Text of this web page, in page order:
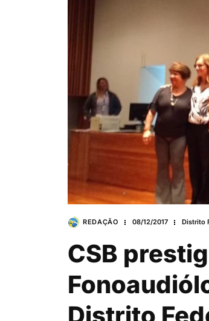
REDAÇÃO 08/12/2017 Distrito
CSB
Distrito